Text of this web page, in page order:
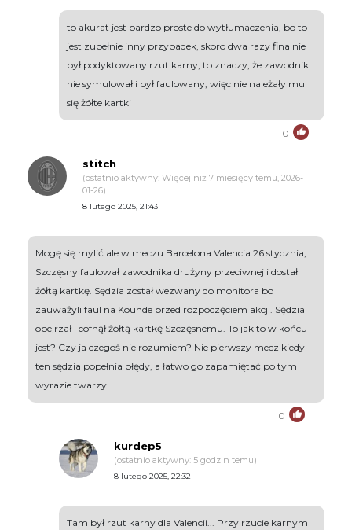
to akurat jest bardzo proste do wytłumaczenia, bo to
jest zupełnie inny przypadek, skoro dwa razy finalnie
był podyktowany rzut karny, to znaczy, że zawodnik
nie symulował i był faulowany, więc nie należały mu
się żółte kartki
0
stitch
(ostatnio aktywny: Więcej niż 7 miesięcy temu, 2026-
01-26)
8 lutego 2025, 21:43
Mogę się mylić ale w meczu Barcelona Valencia 26 stycznia,
Szczęsny faulował zawodnika drużyny przeciwnej i dostał
żółtą kartkę. Sędzia został wezwany do monitora bo
zauważyli faul na Kounde przed rozpoczęciem akcji. Sędzia
obejrzał i cofnął żółtą kartkę Szczęsnemu. To jak to w końcu
jest? Czy ja czegoś nie rozumiem? Nie pierwszy mecz kiedy
ten sędzia popełnia błędy, a łatwo go zapamiętać po tym
wyrazie twarzy
0
kurdep5
(ostatnio aktywny: 5 godzin temu)
8 lutego 2025, 22:32
Tam był rzut karny dla Valencii... Przy rzucie karnym